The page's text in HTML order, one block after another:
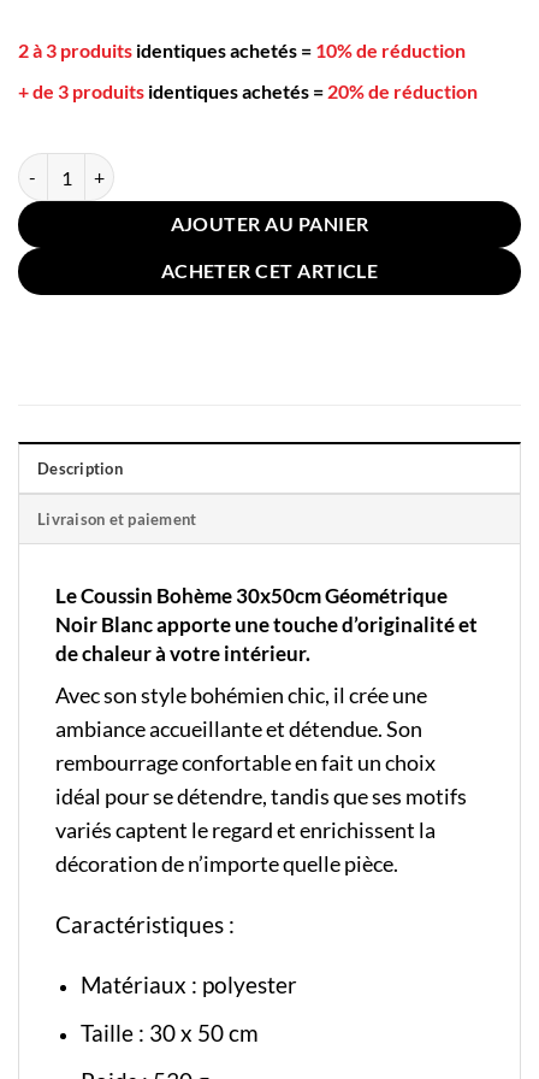
2 à 3 produits identiques achetés = 10% de réduction
+ de 3 produits identiques achetés = 20% de réduction
quantité de Coussin Bohème 30x50cm Géométrique Noir Blanc
AJOUTER AU PANIER
ACHETER CET ARTICLE
Description
Livraison et paiement
Le Coussin Bohème 30x50cm Géométrique
Noir Blanc apporte une touche d’originalité et
de chaleur à votre intérieur.
Avec son style bohémien chic, il crée une
ambiance accueillante et détendue. Son
rembourrage confortable en fait un choix
idéal pour se détendre, tandis que ses motifs
variés captent le regard et enrichissent la
décoration de n’importe quelle pièce.
Caractéristiques :
Matériaux : polyester
Taille : 30 x 50 cm